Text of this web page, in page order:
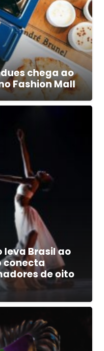
chega ao
Fashion Mall
leva Brasil ao
conecta
de oito